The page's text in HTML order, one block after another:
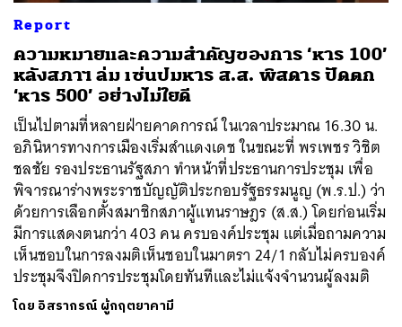
Report
ความหมายและความสำคัญของการ ‘หาร 100’
หลังสภาฯ ล่ม เซ่นปมหาร ส.ส. พิสดาร ปัดตก
‘หาร 500’ อย่างไม่ใยดี
เป็นไปตามที่หลายฝ่ายคาดการณ์ ในเวลาประมาณ 16.30 น.
อภินิหารทางการเมืองเริ่มสำแดงเดช ในขณะที่ พรเพชร วิชิต
ชลชัย รองประธานรัฐสภา ทำหน้าที่ประธานการประชุม เพื่อ
พิจารณาร่างพระราชบัญญัติประกอบรัฐธรรมนูญ (พ.ร.ป.) ว่า
ด้วยการเลือกตั้งสมาชิกสภาผู้แทนราษฎร (ส.ส.) โดยก่อนเริ่ม
มีการแสดงตนกว่า 403 คน ครบองค์ประชุม แต่เมื่อถามความ
เห็นชอบในการลงมติเห็นชอบในมาตรา 24/1 กลับไม่ครบองค์
ประชุมจึงปิดการประชุมโดยทันทีและไม่แจ้งจำนวนผู้ลงมติ
โดย อิสรากรณ์ ผู้กฤตยาคามี
SHARE TWEET LINE EMAIL